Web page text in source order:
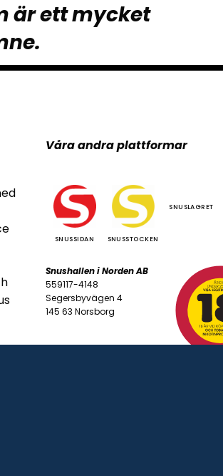
är ett mycket
Våra andra plattformar
SNUSSIDAN SNUSSTOCKEN
SNUSLAGRET
Snushallen i Norden AB
559117-4148
Segersbyvägen 4
145 63 Norsborg